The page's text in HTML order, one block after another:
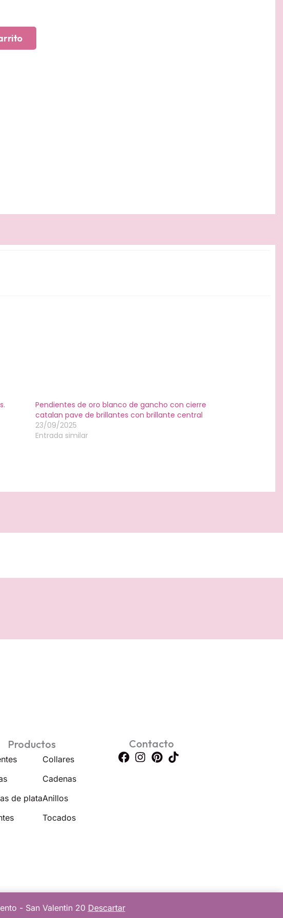
- San Valentin 20 Descartar
Pendientes de oro blanco de gancho con cierre
catalan pave de brillantes con brillante central
23/09/2025
Entrada similar
Productos
de plata
Collares
Cadenas
Anillos
Tocados
Contacto